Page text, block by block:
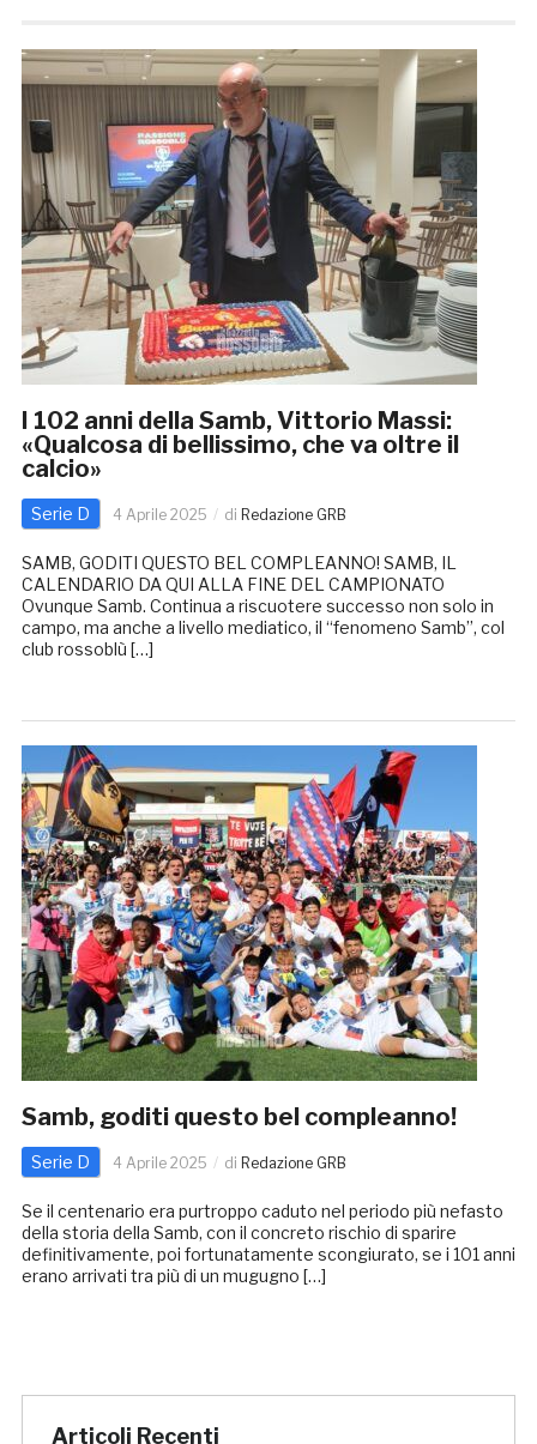
I 102 anni della Samb, Vittorio Massi:
«Qualcosa di bellissimo, che va oltre il
calcio»
Serie D 4 Aprile 2025 di Redazione GRB
SAMB, GODITI QUESTO BEL COMPLEANNO! SAMB, IL
CALENDARIO DA QUI ALLA FINE DEL CAMPIONATO
Ovunque Samb. Continua a riscuotere successo non solo in
campo, ma anche a livello mediatico, il “fenomeno Samb”, col
club rossoblù […]
Samb, goditi questo bel compleanno!
Serie D 4 Aprile 2025 di Redazione GRB
Se il centenario era purtroppo caduto nel periodo più nefasto
della storia della Samb, con il concreto rischio di sparire
definitivamente, poi fortunatamente scongiurato, se i 101 anni
erano arrivati tra più di un mugugno […]
Articoli Recenti